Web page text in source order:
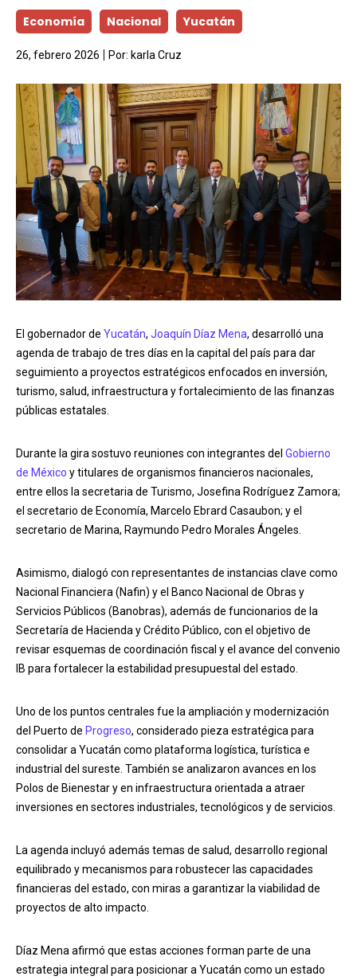
Economía Nacional Yucatán
26, febrero 2026 Por: karla Cruz
El gobernador de Yucatán, Joaquín Díaz Mena, desarrolló una
agenda de trabajo de tres días en la capital del país para dar
seguimiento a proyectos estratégicos enfocados en inversión,
turismo, salud, infraestructura y fortalecimiento de las finanzas
públicas estatales.
Durante la gira sostuvo reuniones con integrantes del Gobierno
de México y titulares de organismos financieros nacionales,
entre ellos la secretaria de Turismo, Josefina Rodríguez Zamora;
el secretario de Economía, Marcelo Ebrard Casaubon; y el
secretario de Marina, Raymundo Pedro Morales Ángeles.
Asimismo, dialogó con representantes de instancias clave como
Nacional Financiera (Nafin) y el Banco Nacional de Obras y
Servicios Públicos (Banobras), además de funcionarios de la
Secretaría de Hacienda y Crédito Público, con el objetivo de
revisar esquemas de coordinación fiscal y el avance del convenio
IB para fortalecer la estabilidad presupuestal del estado.
Uno de los puntos centrales fue la ampliación y modernización
del Puerto de Progreso, considerado pieza estratégica para
consolidar a Yucatán como plataforma logística, turística e
industrial del sureste. También se analizaron avances en los
Polos de Bienestar y en infraestructura orientada a atraer
inversiones en sectores industriales, tecnológicos y de servicios.
La agenda incluyó además temas de salud, desarrollo regional
equilibrado y mecanismos para robustecer las capacidades
financieras del estado, con miras a garantizar la viabilidad de
proyectos de alto impacto.
Díaz Mena afirmó que estas acciones forman parte de una
estrategia integral para posicionar a Yucatán como un estado